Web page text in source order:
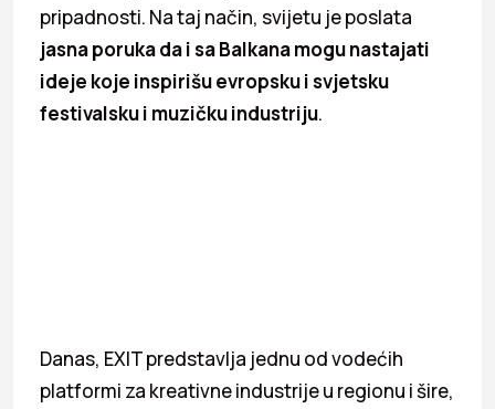
pripadnosti. Na taj način, svijetu je poslata
jasna poruka da i sa Balkana mogu nastajati
ideje koje inspirišu evropsku i svjetsku
festivalsku i muzičku industriju.
Danas, EXIT predstavlja jednu od vodećih
platformi za kreativne industrije u regionu i šire,